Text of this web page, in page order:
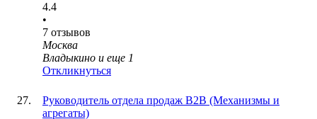
4.4
•
7 отзывов
Москва
Владыкино и еще 1
Откликнуться
Руководитель отдела продаж B2B (Механизмы и
агрегаты)